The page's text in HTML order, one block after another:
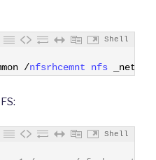
Shell
/nfsrhcemnt nfs _netdev
Shell